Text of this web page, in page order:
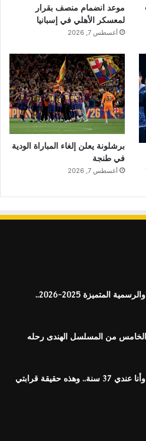
موعد انضمام منصف بقرار
لمعسكر الأهلي في إسبانيا
أغسطس 7, 2026
برشلونة يعلن إلغاء المباراة الودية
في طنجة
أغسطس 7, 2026
مصروفات المدارس التجريبية والرسمية المتميزة 2025-2026..
من المسلسل الهندى رحله
مريم سعيد صالح: دخلت الفن وأنا عندي 37 سنة.. وهذه حقيقة قرابتي